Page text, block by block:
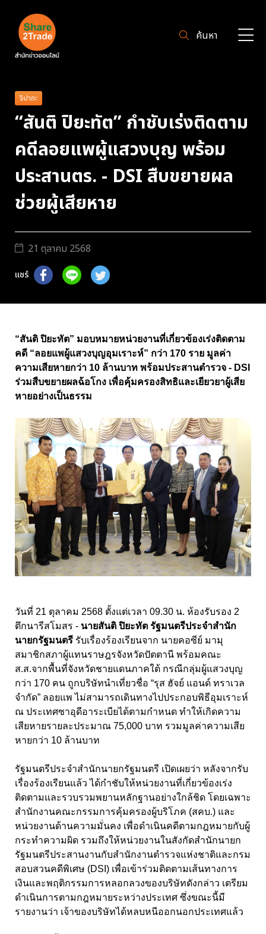
ค้นหา
จิปาถะ
“สันติ ปิยะทัต” กำชับเร่งติดตาม
คดีลอยแพผู้แสวงบุญ พร้อม
ประสานตร. - DSI สืบขยายผล
ช่วยผู้เสียหาย
21 ตุลาคม 2568
แชร์
“สันติ ปิยะทัต” มอบหมายหน่วยงานที่เกี่ยวข้องเร่งติดตาม
คดี “ลอยแพผู้แสวงบุญอุมเราะห์” กว่า 170 ราย มูลค่า
ความเสียหายกว่า 10 ล้านบาท พร้อมประสานตำรวจ - DSI
ร่วมสืบขยายผลฉ้อโกง เพื่อคุ้มครองสิทธิและเยียวยาผู้เสีย
หายอย่างเป็นธรรม
วันที่ 21 ตุลาคม 2568 ตั้งแต่เวลา 09.30 น. ห้องรับรอง 2
ตึกนารีสโมสร - นายสันติ ปิยะทัต รัฐมนตรีประจำสำนัก
นายกรัฐมนตรี รับเรื่องร้องเรียนจาก นายคอซีย์ มามุ
สมาชิกสภาผู้แทนราษฎรจังหวัดปัตตานี พร้อมคณะ
ส.ส.จากพื้นที่จังหวัดชายแดนภาคใต้ กรณีกลุ่มผู้แสวงบุญ
กว่า 170 คน ถูกบริษัทนำเที่ยวชื่อ “รุส ฮัจย์ แอนด์ ทราเวล
จำกัด” ลอยแพ ไม่สามารถเดินทางไปประกอบพิธีอุมเราะห์
ณ ประเทศซาอุดีอาระเบียได้ตามกำหนด ทำให้เกิดความ
เสียหายรายละประมาณ 75,000 บาท รวมมูลค่าความเสีย
หายกว่า 10 ล้านบาท
รัฐมนตรีประจำสำนักนายกรัฐมนตรี เปิดเผยว่า หลังจากรับ
เรื่องร้องเรียนแล้ว ได้กำชับให้หน่วยงานที่เกี่ยวข้องเร่ง
ติดตามและรวบรวมพยานหลักฐานอย่างใกล้ชิด โดยเฉพาะ
สำนักงานคณะกรรมการคุ้มครองผู้บริโภค (สคบ.) และ
หน่วยงานด้านความมั่นคง เพื่อดำเนินคดีตามกฎหมายกับผู้
กระทำความผิด รวมถึงให้หน่วยงานในสังกัดสำนักนายก
รัฐมนตรีประสานงานกับสำนักงานตำรวจแห่งชาติและกรม
สอบสวนคดีพิเศษ (DSI ) เพื่อเข้าร่วมติดตามเส้นทางการ
เงินและพฤติกรรมการหลอกลวงของบริษัทดังกล่าว เตรียม
ดำเนินการตามกฎหมายระหว่างประเทศ ซึ่งขณะนี้มี
รายงานว่า เจ้าของบริษัทได้หลบหนีออกนอกประเทศแล้ว